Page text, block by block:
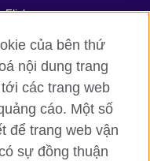
Flickr
TikTokcủa bên thứ
nội dung trang
các trang web
cáo. Một số
để trang web vận
sự đồng thuận